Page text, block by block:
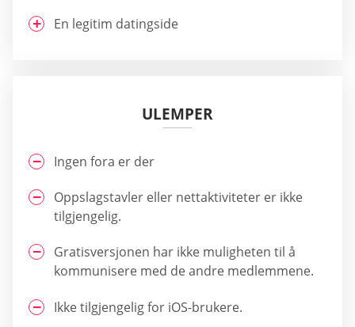
En legitim datingside
ULEMPER
Ingen fora er der
Oppslagstavler eller nettaktiviteter er ikke
tilgjengelig.
Gratisversjonen har ikke muligheten til å
kommunisere med de andre medlemmene.
Ikke tilgjengelig for iOS-brukere.